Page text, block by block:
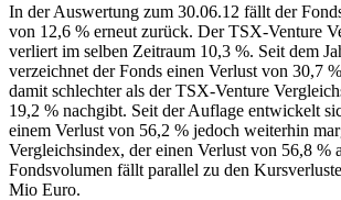
In der Auswertung zum 30.06.12 fällt der
von 12,6 % erneut zurück. Der TSX-Venture
verliert im selben Zeitraum 10,3 %. Seit dem
verzeichnet der Fonds einen Verlust von 30,7
damit schlechter als der TSX-Venture
19,2 % nachgibt. Seit der Auflage entwickelt
einem Verlust von 56,2 % jedoch weiterhin
Vergleichsindex, der einen Verlust von 56,8 %
Fondsvolumen fällt parallel zu den
Mio Euro.